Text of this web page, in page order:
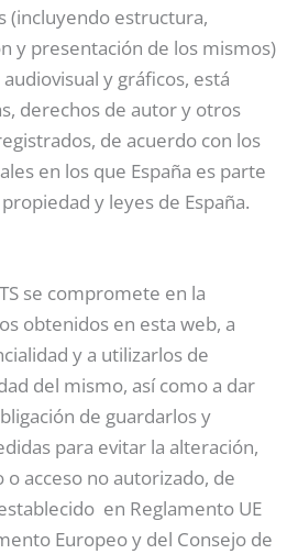
(incluyendo estructura,
y presentación de los mismos)
y gráficos, está
derechos de autor y otros
de acuerdo con los
en los que España es parte
y leyes de España.
se compromete en la
obtenidos en esta web, a
y a utilizarlos de
del mismo, así como a dar
de guardarlos y
para evitar la alteración,
acceso no autorizado, de
en Reglamento UE
Europeo y del Consejo de